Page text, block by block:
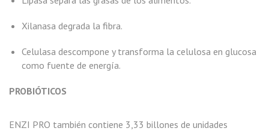
Xilanasa degrada la fibra.
Celulasa descompone y transforma la celulosa en glucosa
como fuente de energía.
PROBIÓTICOS
ENZI PRO también contiene 3,33 billones de unidades